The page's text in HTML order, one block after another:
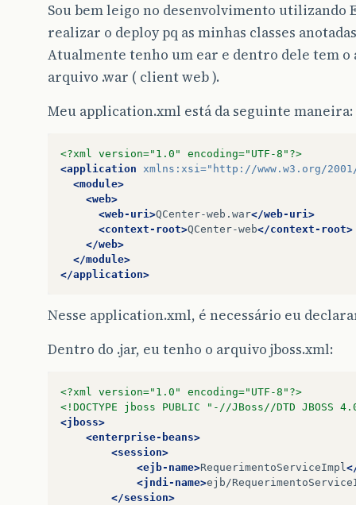
Sou bem leigo no desenvolvimento utilizando
realizar o deploy pq as minhas classes
Atualmente tenho um ear e dentro dele tem o
arquivo .war ( client web ).
Meu application.xml está da seguinte maneira:
<?xml version="1.0" encoding="UTF-8"?>
<application xmlns:xsi="http://www.w3.org/2001/
<module>
<web>
<web-uri>QCenter-web.war</web-uri>
<context-root>QCenter-web</context-root>
</web>
</module>
</application>
Nesse application.xml, é necessário eu
Dentro do .jar, eu tenho o arquivo jboss.xml:
<?xml version="1.0" encoding="UTF-8"?>
<!DOCTYPE jboss PUBLIC "-//JBoss//DTD
<jboss>
<enterprise-beans>
<session>
<ejb-name>RequerimentoServiceImpl
<jndi-name>ejb/
</session>